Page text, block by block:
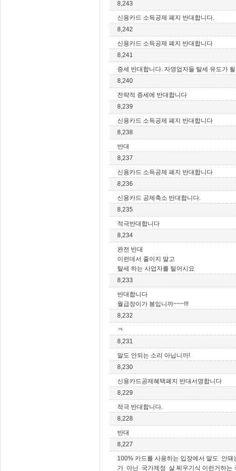
8,243
신용카드 소득공제 폐지 반대합니다.
8,242
신용카드 소득공제 폐지 반대합니다
8,241
증세 반대합니다. 자영업자들 탈세 유도가
8,240
전략적 증세에 반대합니다
8,239
신용카드 소득공제 폐지 반대합니다
8,238
반대
8,237
신용카드 소득공제 폐지 반대합니다
8,236
신용카드 공제축소 반대합니다.
8,235
적극반대합니다
8,234
완전 반대
이런데서 줄이지 말고
탈세 하는 사업자를 털어시요
8,233
반대합니다
월급장이가 봉입니까~~~!!!
8,232
ㅋ
8,231
말도 안되는 소리 아닙니까!
8,230
신용카드공제혜택폐지 반대서명합니다
8,229
적극 반대합니다.
8,228
반대
8,227
100% 카드를 사용하는 입장에서 말도 안
가 아닌 국가제정 살 찌우기식 이런거하는